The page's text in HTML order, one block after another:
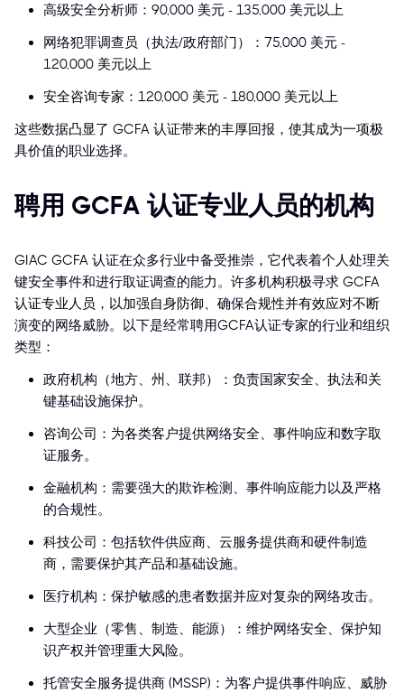
高级安全分析师：90,000 美元 - 135,000 美元以上
网络犯罪调查员（执法/政府部门）：75,000 美元 -
120,000 美元以上
安全咨询专家：120,000 美元 - 180,000 美元以上
这些数据凸显了 GCFA 认证带来的丰厚回报，使其成为一项极
具价值的职业选择。
聘用 GCFA 认证专业人员的机构
GIAC GCFA 认证在众多行业中备受推崇，它代表着个人处理关
键安全事件和进行取证调查的能力。许多机构积极寻求 GCFA
认证专业人员，以加强自身防御、确保合规性并有效应对不断
演变的网络威胁。以下是经常聘用GCFA认证专家的行业和组织
类型：
政府机构（地方、州、联邦）：负责国家安全、执法和关
键基础设施保护。
咨询公司：为各类客户提供网络安全、事件响应和数字取
证服务。
金融机构：需要强大的欺诈检测、事件响应能力以及严格
的合规性。
科技公司：包括软件供应商、云服务提供商和硬件制造
商，需要保护其产品和基础设施。
医疗机构：保护敏感的患者数据并应对复杂的网络攻击。
大型企业（零售、制造、能源）：维护网络安全、保护知
识产权并管理重大风险。
托管安全服务提供商 (MSSP)：为客户提供事件响应、威胁